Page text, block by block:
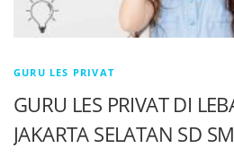
GURU LES PRIVAT
GURU LES PRIVAT DI
JAKARTA SELATAN SD